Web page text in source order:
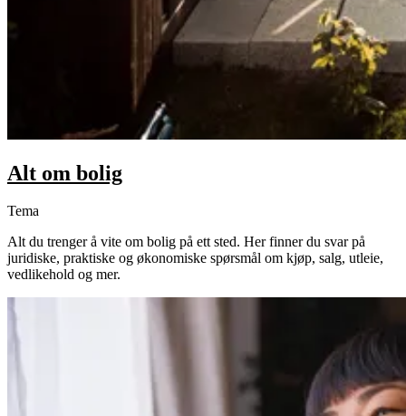
Alt om bolig
Tema
Alt du trenger å vite om bolig på ett sted. Her finner du svar på
juridiske, praktiske og økonomiske spørsmål om kjøp, salg, utleie,
vedlikehold og mer.